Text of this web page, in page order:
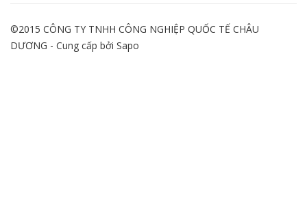
©2015 CÔNG TY TNHH CÔNG NGHIỆP QUỐC TẾ CHÂU
DƯƠNG - Cung cấp bởi Sapo